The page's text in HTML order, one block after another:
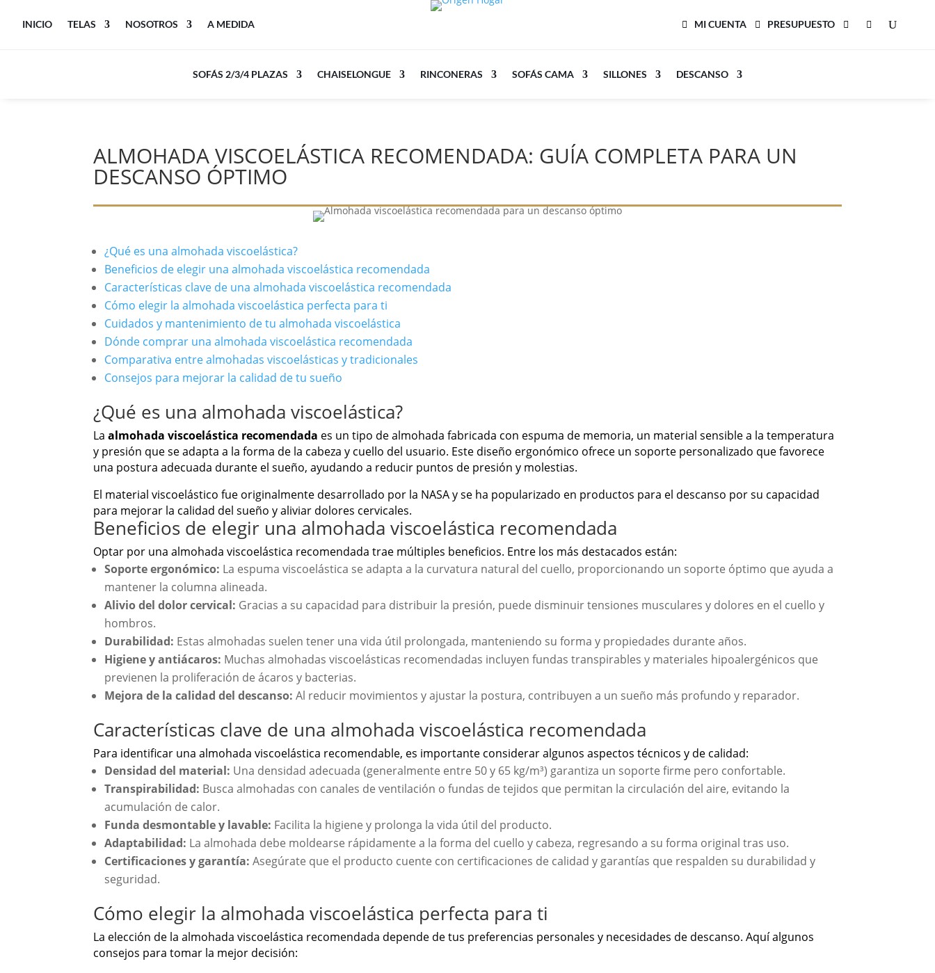
INICIO TELAS NOSOTROS A MEDIDA MI CUENTA PRESUPUESTO
SOFÁS 2/3/4 PLAZAS CHAISELONGUE RINCONERAS SOFÁS CAMA SILLONES DESCANSO
ALMOHADA VISCOELÁSTICA RECOMENDADA: GUÍA COMPLETA PARA UN
DESCANSO ÓPTIMO
¿Qué es una almohada viscoelástica?
Beneficios de elegir una almohada viscoelástica recomendada
Características clave de una almohada viscoelástica recomendada
Cómo elegir la almohada viscoelástica perfecta para ti
Cuidados y mantenimiento de tu almohada viscoelástica
Dónde comprar una almohada viscoelástica recomendada
Comparativa entre almohadas viscoelásticas y tradicionales
Consejos para mejorar la calidad de tu sueño
¿Qué es una almohada viscoelástica?
Laalmohada viscoelástica recomendada es un tipo de almohada fabricada con espuma de memoria, un material sensible a la temperatura
y presión que se adapta a la forma de la cabeza y cuello del usuario. Este diseño ergonómico ofrece un soporte personalizado que favorece
una postura adecuada durante el sueño, ayudando a reducir puntos de presión y molestias.
El material viscoelástico fue originalmente desarrollado por la NASA y se ha popularizado en productos para el descanso por su capacidad
para mejorar la calidad del sueño y aliviar dolores cervicales.
Beneficios de elegir una almohada viscoelástica recomendada
Optar por una almohada viscoelástica recomendada trae múltiples beneficios. Entre los más destacados están:
Soporte ergonómico: La espuma viscoelástica se adapta a la curvatura natural del cuello, proporcionando un soporte óptimo que ayuda a
mantener la columna alineada.
Alivio del dolor cervical: Gracias a su capacidad para distribuir la presión, puede disminuir tensiones musculares y dolores en el cuello y
hombros.
Durabilidad: Estas almohadas suelen tener una vida útil prolongada, manteniendo su forma y propiedades durante años.
Higiene y antiácaros: Muchas almohadas viscoelásticas recomendadas incluyen fundas transpirables y materiales hipoalergénicos que
previenen la proliferación de ácaros y bacterias.
Mejora de la calidad del descanso: Al reducir movimientos y ajustar la postura, contribuyen a un sueño más profundo y reparador.
Características clave de una almohada viscoelástica recomendada
Para identificar una almohada viscoelástica recomendable, es importante considerar algunos aspectos técnicos y de calidad:
Densidad del material: Una densidad adecuada (generalmente entre 50 y 65 kg/m³) garantiza un soporte firme pero confortable.
Transpirabilidad: Busca almohadas con canales de ventilación o fundas de tejidos que permitan la circulación del aire, evitando la
acumulación de calor.
Funda desmontable y lavable: Facilita la higiene y prolonga la vida útil del producto.
Adaptabilidad: La almohada debe moldearse rápidamente a la forma del cuello y cabeza, regresando a su forma original tras uso.
Certificaciones y garantía: Asegúrate que el producto cuente con certificaciones de calidad y garantías que respalden su durabilidad y
seguridad.
Cómo elegir la almohada viscoelástica perfecta para ti
La elección de la almohada viscoelástica recomendada depende de tus preferencias personales y necesidades de descanso. Aquí algunos
consejos para tomar la mejor decisión: